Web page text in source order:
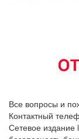
Все вопросы и
Контактный
Сетевое